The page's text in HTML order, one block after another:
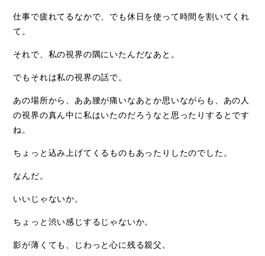
仕事で疲れてるなかで、でも休日を使って時間を割いてくれ
て。
それで、私の視界の隅にいたんだなあと。
でもそれは私の視界の話で。
あの場所から、ああ腰が痛いなあとか思いながらも、あの人
の視界の真ん中に私はいたのだろうなと思ったりするとです
ね。
ちょっと込み上げてくるものもあったりしたのでした。
なんだ。
いいじゃないか。
ちょっと渋い感じするじゃないか。
影が薄くても、じわっと心に残る親父。